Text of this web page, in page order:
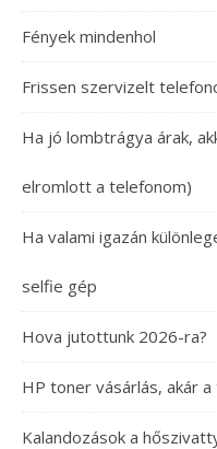
Fények mindenhol
Frissen szervizelt
Ha jó lombtrágya árak,
elromlott a telefonom)
Ha valami igazán
selfie gép
Hova jutottunk 2026-ra?
HP toner vásárlás, akár
Kalandozások a